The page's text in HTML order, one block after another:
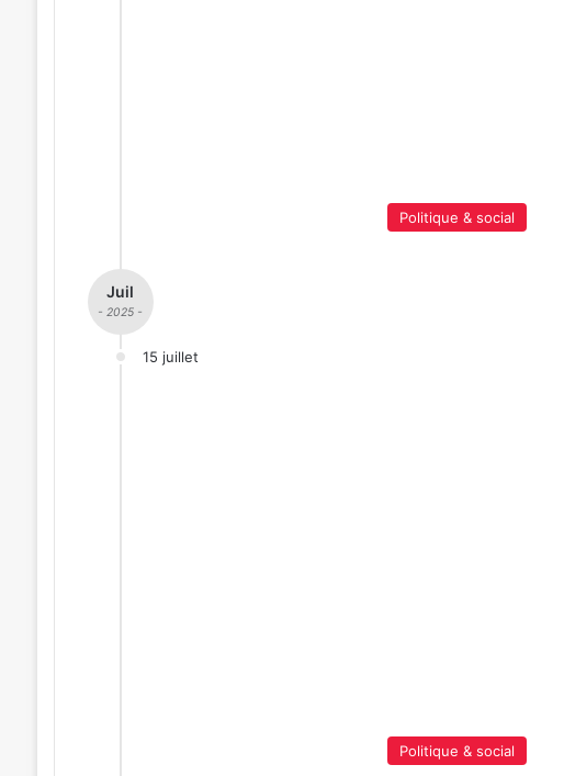
Politique & social
Juil
- 2025 -
15 juillet
Politique & social